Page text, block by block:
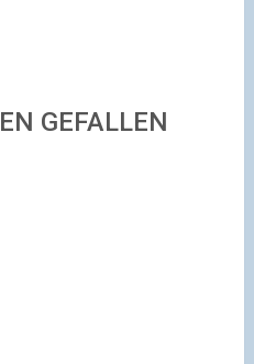
GEFALLEN